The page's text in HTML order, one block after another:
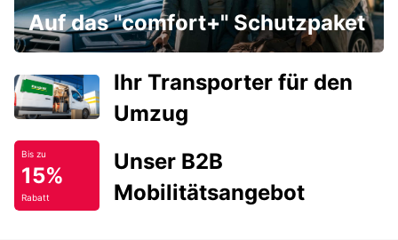
Auf das "comfort+" Schutzpaket
Ihr Transporter für den
Umzug
Bis zu
15%
Rabatt
Unser B2B
Mobilitätsangebot